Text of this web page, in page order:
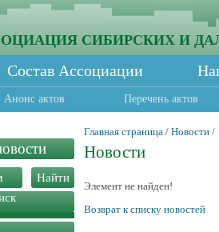
СИБИРСКИХ И
Состав Ассоциации
Анонс актов Перечень актов
Главная страница / Новости /
Новости
Элемент не найден!
Возврат к списку новостей